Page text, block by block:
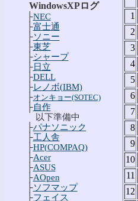
WindowsXPログ
├NEC
├富士通
├ソニー
├東芝
├シャープ
├日立
├DELL
├レノボ(IBM)
├オンキョー(SOTEC)
├自作
以下準備中
├パナソニック
├工人舎
├HP(COMPAQ)
├Acer
├ASUS
├AOpen
├ソフマップ
├フェイス
1
2
3
4
5
6
7
8
9
10
11
12